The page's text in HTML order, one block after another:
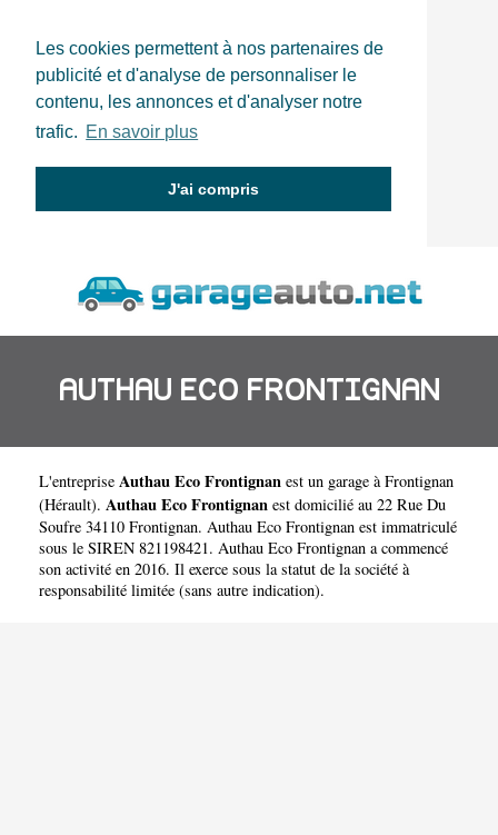
Les cookies permettent à nos partenaires de
publicité et d'analyse de personnaliser le
contenu, les annonces et d'analyser notre
trafic. En savoir plus
J'ai compris
AUTHAU ECO FRONTIGNAN
L'entreprise Authau Eco Frontignan est un garage à Frontignan
(Hérault). Authau Eco Frontignan est domicilié au 22 Rue Du
Soufre 34110 Frontignan. Authau Eco Frontignan est immatriculé
sous le SIREN 821198421. Authau Eco Frontignan a commencé
son activité en 2016. Il exerce sous la statut de la société à
responsabilité limitée (sans autre indication).